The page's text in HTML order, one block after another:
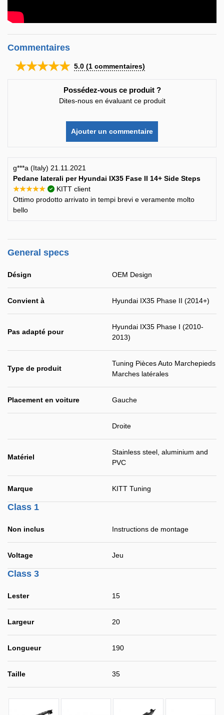
Commentaires
★★★★★ 5.0 (1 commentaires)
Possédez-vous ce produit ?
Dites-nous en évaluant ce produit
Ajouter un commentaire
g***a (Italy) 21.11.2021
Pedane laterali per Hyundai IX35 Fase II 14+ Side Steps
★★★★★
KITT client
Ottimo prodotto arrivato in tempi brevi e veramente molto
bello
General specs
Désign OEM Design
Convient à Hyundai IX35 Phase II (2014+)
Pas adapté pour
Hyundai IX35 Phase I (2010-
2013)
Type de produit
Tuning Pièces Auto Marchepieds
Marches latérales
Placement en voiture Gauche
Droite
Matériel
Stainless steel, aluminium and
PVC
Marque KITT Tuning
Class 1
Non inclus Instructions de montage
Voltage Jeu
Class 3
Lester 15
Largeur 20
Longueur 190
Taille 35